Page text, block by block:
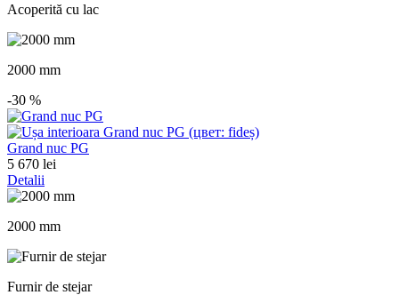
Acoperită cu lac
2000 mm
-30 %
Grand nuc PG
5 670 lei
Detalii
2000 mm
Furnir de stejar